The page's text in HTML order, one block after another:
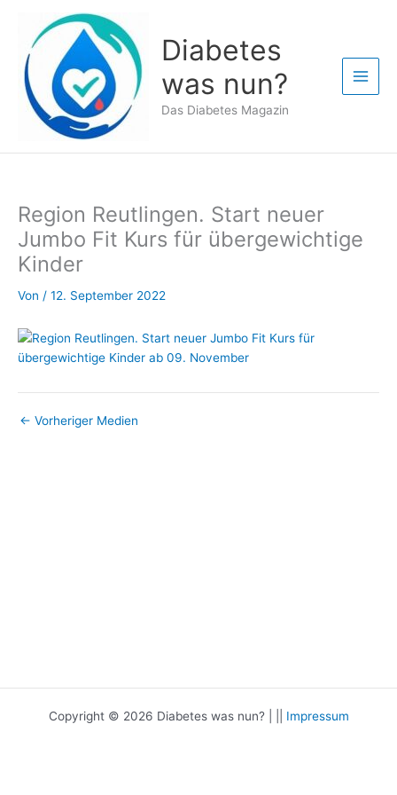
springen
Diabetes
was nun?
Das Diabetes Magazin
Region Reutlingen. Start neuer
Jumbo Fit Kurs für übergewichtige
Kinder
Von / 12. September 2022
← Vorheriger Medien
Copyright © 2026 Diabetes was nun? | || Impressum